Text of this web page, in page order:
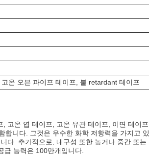
온 오븐 파이프 테이프, 불 retardant 테이프
고온 엽 테이프, 고온 유관 테이프, 이면 테이
니다. 그것은 우수한 화학 저항력을 가지고
다. 추가적으로, 내구성 또한 높거나 중간 또
능력은 100만개입니다.